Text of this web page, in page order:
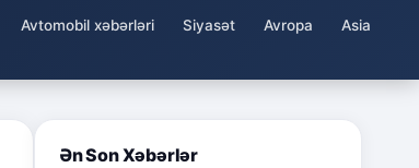
Avtomobil xəbərləri Siyasət Avropa
Asia
Ən Son Xəbərlər